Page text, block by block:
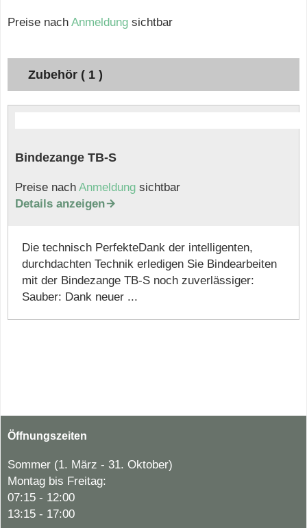
Preise nach Anmeldung sichtbar
Zubehör ( 1 )
Bindezange TB-S
Preise nach Anmeldung sichtbar
Details anzeigen
Die technisch PerfekteDank der intelligenten,
durchdachten Technik erledigen Sie Bindearbeiten
mit der Bindezange TB-S noch zuverlässiger:
Sauber: Dank neuer ...
Öffnungszeiten
Sommer (1. März - 31. Oktober)
Montag bis Freitag:
07:15 - 12:00
13:15 - 17:00